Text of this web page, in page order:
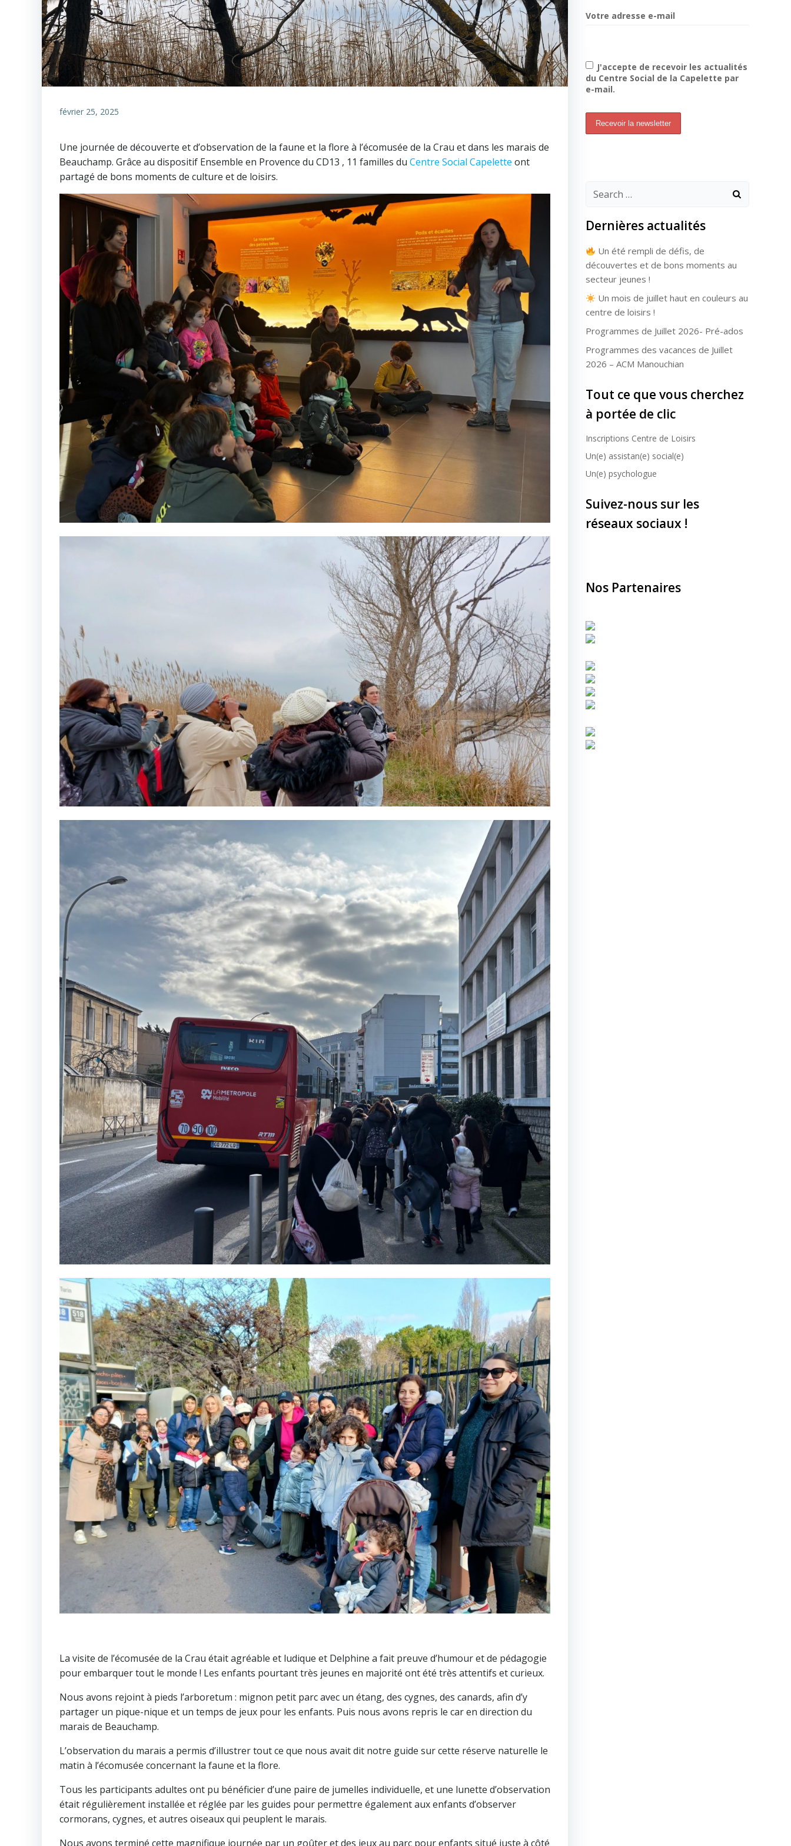
février 25, 2025
Une journée de découverte et d’observation de la faune et la flore à l’écomusée de la Crau et dans les marais de
Beauchamp. Grâce au dispositif Ensemble en Provence du CD13 , 11 familles du Centre Social Capelette ont
partagé de bons moments de culture et de loisirs.
La visite de l’écomusée de la Crau était agréable et ludique et Delphine a fait preuve d’humour et de pédagogie
pour embarquer tout le monde ! Les enfants pourtant très jeunes en majorité ont été très attentifs et curieux.
Nous avons rejoint à pieds l’arboretum : mignon petit parc avec un étang, des cygnes, des canards, afin d’y
partager un pique-nique et un temps de jeux pour les enfants. Puis nous avons repris le car en direction du
marais de Beauchamp.
L’observation du marais a permis d’illustrer tout ce que nous avait dit notre guide sur cette réserve naturelle le
matin à l’écomusée concernant la faune et la flore.
Tous les participants adultes ont pu bénéficier d’une paire de jumelles individuelle, et une lunette d’observation
était régulièrement installée et réglée par les guides pour permettre également aux enfants d’observer
cormorans, cygnes, et autres oiseaux qui peuplent le marais.
Nous avons terminé cette magnifique journée par un goûter et des jeux au parc pour enfants situé juste à côté
Votre adresse e-mail
J'accepte de recevoir les actualités
du Centre Social de la Capelette par
e-mail.
Search
Dernières actualités
Un été rempli de défis, de
découvertes et de bons moments au
secteur jeunes !
Un mois de juillet haut en couleurs au
centre de loisirs !
Programmes de Juillet 2026- Pré-ados
Programmes des vacances de Juillet
2026 – ACM Manouchian
Tout ce que vous cherchez
à portée de clic
Inscriptions Centre de Loisirs
Un(e) assistan(e) social(e)
Un(e) psychologue
Suivez-nous sur les
réseaux sociaux !
Nos Partenaires